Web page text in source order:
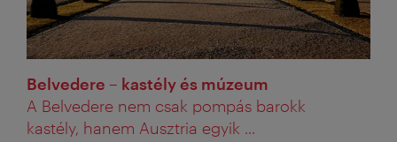
Belvedere – kastély és múzeum
A Belvedere nem csak pompás barokk
kastély, hanem Ausztria egyik ...